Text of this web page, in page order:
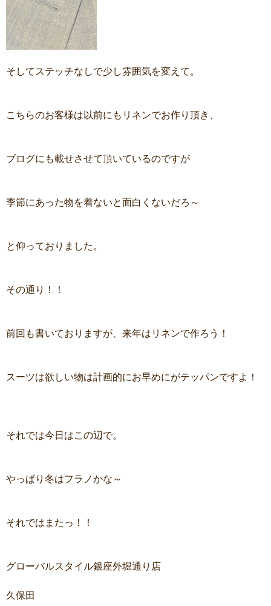
そしてステッチなしで少し雰囲気を変えて。
こちらのお客様は以前にもリネンでお作り頂き、
ブログにも載せさせて頂いているのですが
季節にあった物を着ないと面白くないだろ～
と仰っておりました。
その通り！！
前回も書いておりますが、来年はリネンで作ろう！
スーツは欲しい物は計画的にお早めにがテッパンですよ！
それでは今日はこの辺で。
やっぱり冬はフラノかな～
それではまたっ！！
グローバルスタイル銀座外堀通り店
久保田